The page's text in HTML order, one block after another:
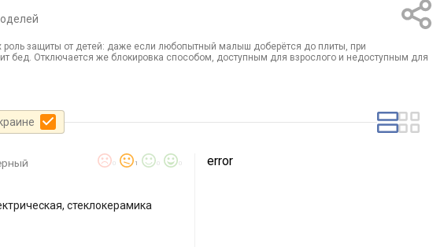
защиты от детей: даже если любопытный малыш доберётся до плиты, при
бед. Отключается же блокировка способом, доступным для взрослого и недоступным для
1
стеклокерамика
error